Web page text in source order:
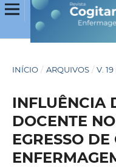
INÍCIO / ARQUIVOS / V. 19
INFLUÊNCIA
DOCENTE
EGRESSO